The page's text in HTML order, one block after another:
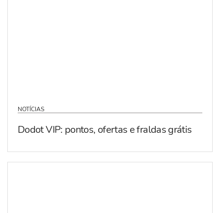
NOTÍCIAS
Dodot VIP: pontos, ofertas e fraldas grátis